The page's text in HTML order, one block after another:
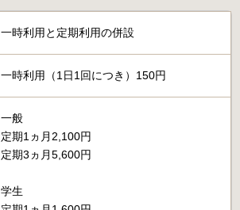
一時利用と定期利用の併設
一時利用（1日1回につき）150円
一般
定期1ヵ月2,100円
定期3ヵ月5,600円
学生